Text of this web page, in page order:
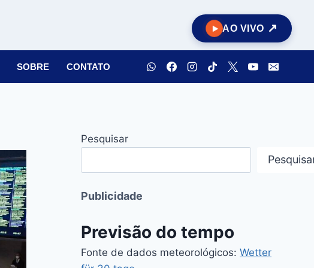
AO VIVO
SOBRE CONTATO
Pesquisar
Publicidade
Previsão do tempo
Fonte de dados meteorológicos:Wetter